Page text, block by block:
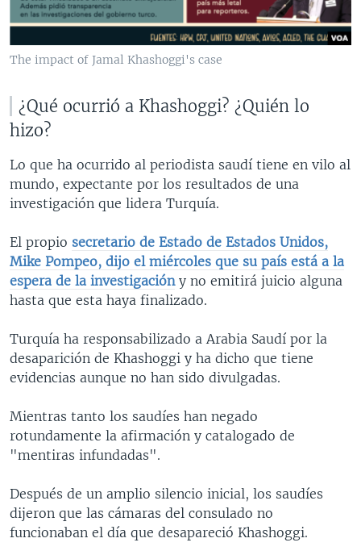
The impact of Jamal Khashoggi's case
¿​Qué ocurrió a Khashoggi? ¿Quién lo
hizo?
Lo que ha ocurrido al periodista saudí tiene en vilo al
mundo, expectante por los resultados de una
investigación que lidera Turquía.
El propio secretario de Estado de Estados Unidos,
Mike Pompeo, dijo el miércoles que su país está a la
espera de la investigacióny no emitirá juicio alguna
hasta que esta haya finalizado.
Turquía ha responsabilizado a Arabia Saudí por la
desaparición de Khashoggi y ha dicho que tiene
evidencias aunque no han sido divulgadas.
Mientras tanto los saudíes han negado
rotundamente la afirmación y catalogado de
"mentiras infundadas".
Después de un amplio silencio inicial, los saudíes
dijeron que las cámaras del consulado no
funcionaban el día que desapareció Khashoggi.